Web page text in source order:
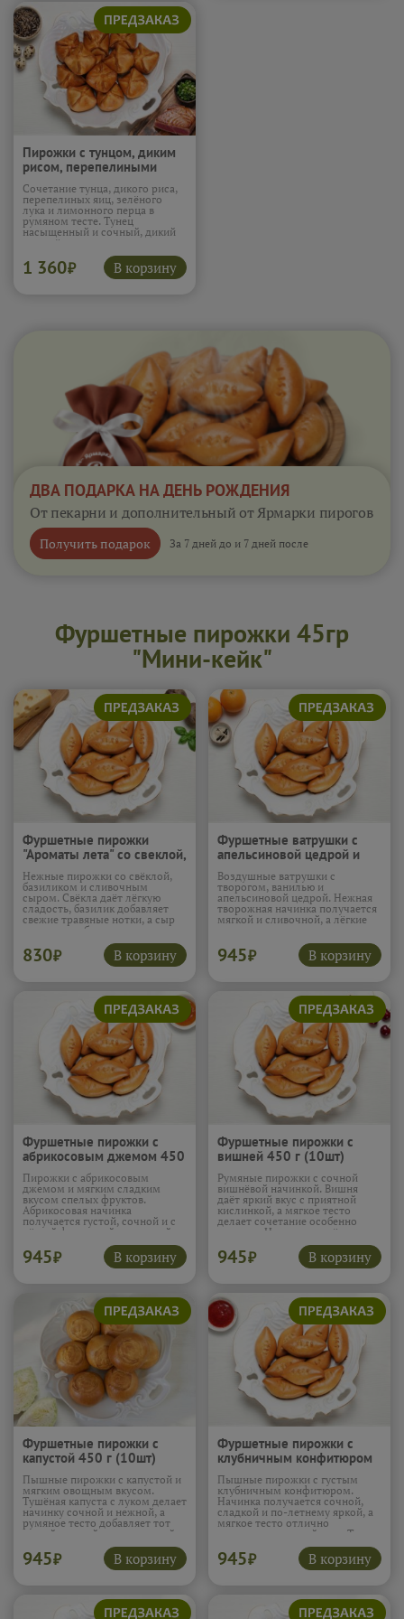
Пирожки с тунцом, диким
рисом, перепелиными
яйцами, зеленым луком и
лимонным перцем (450г)
Сочетание тунца, дикого риса,
перепелиных яиц, зелёного
лука и лимонного перца в
румяном тесте. Тунец
насыщенный и сочный, дикий
рис даёт текстуру, а
перепелиные яйца добавляют
нежность. Лимонный перец и
зелёный лук придают яркую
1 360₽ В корзину
ДВА ПОДАРКА НА ДЕНЬ РОЖДЕНИЯ
От пекарни и дополнительный от Ярмарки пирогов
Получить подарок За 7 дней до и 7 дней после
Фуршетные пирожки 45гр
"Мини-кейк"
Фуршетные пирожки
"Ароматы лета" со свеклой,
базиликом и сыром 450 г
(10шт)
Нежные пирожки со свёклой,
базиликом и сливочным
сыром. Свёкла даёт лёгкую
сладость, базилик добавляет
свежие травяные нотки, а сыр
делает вкус более мягким и
насыщенным. Очень красивое и
необычное сочетание.
Подробнее...
830₽ В корзину
Фуршетные ватрушки с
апельсиновой цедрой и
ванилью 450 г (10шт)
Воздушные ватрушки с
творогом, ванилью и
апельсиновой цедрой. Нежная
творожная начинка получается
мягкой и сливочной, а лёгкие
более свежим и интересным.
Хочется взять к ним большую
кружку чая и никуда не
945₽ В корзину
Фуршетные пирожки с
абрикосовым джемом 450
г (10шт)
Пирожки с абрикосовым
джемом и мягким сладким
вкусом спелых фруктов.
Абрикосовая начинка
получается густой, сочной и с
лёгкой фруктовой кислинкой.
Особенно хорошо сочетаются с
чаем или кофе на неспешном
завтраке.
Подробнее...
945₽ В корзину
Фуршетные пирожки с
вишней 450 г (10шт)
Румяные пирожки с сочной
вишнёвой начинкой. Вишня
даёт яркий вкус с приятной
кислинкой, а мягкое тесто
делает сочетание особенно
уютным. Начинка остаётся
насыщенной и очень ягодной.
Подробнее...
945₽ В корзину
Фуршетные пирожки с
капустой 450 г (10шт)
Пышные пирожки с капустой и
мягким овощным вкусом.
Тушёная капуста с луком делает
начинку сочной и нежной, а
румяное тесто добавляет тот
самый уютный вкус знакомой
выпечки. Отличный вариант
для перекуса или чаепития.
Подробнее...
945₽ В корзину
Фуршетные пирожки с
клубничным конфитюром
450 г (10шт)
Пышные пирожки с густым
клубничным конфитюром.
Начинка получается сочной,
сладкой и по-летнему яркой, а
мягкое тесто отлично
дополняет ягодный вкус. Такие
пирожки легко становятся
любимыми с первого кусочка.
Подробнее...
945₽ В корзину